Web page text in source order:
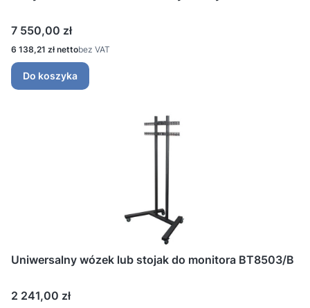
Cena
7 550,00 zł
Cena
6 138,21 zł bez VAT
Do koszyka
Uniwersalny wózek lub stojak do monitora BT8503/B
Cena
2 241,00 zł